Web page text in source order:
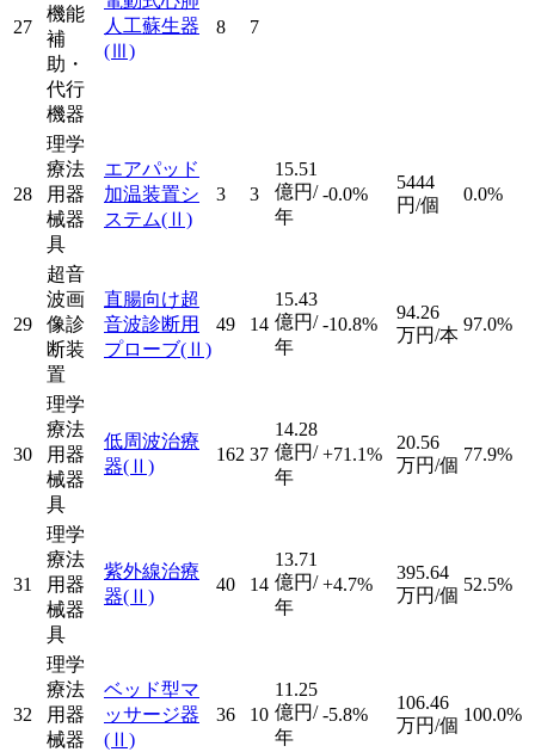
27
機能
補
助・
代行
機器
人工蘇生器
(Ⅲ)
8 7
28
理学
療法
用器
械器
具
エアパッド
加温装置シ
ステム(Ⅱ)
3 3
15.51
億円/
年
-0.0%
5444
円/個
0.0%
29
超音
波画
像診
断装
置
直腸向け超
音波診断用
プローブ(Ⅱ)
49 14
15.43
億円/
年
-10.8%
94.26
万円/本
97.0%
30
理学
療法
用器
械器
具
低周波治療
器(Ⅱ)
162 37
14.28
億円/
年
+71.1%
20.56
万円/個
77.9%
31
理学
療法
用器
械器
具
紫外線治療
器(Ⅱ)
40 14
13.71
億円/
年
+4.7%
395.64
万円/個
52.5%
32
理学
療法
用器
械器
ベッド型マ
ッサージ器
(Ⅱ)
36 10
11.25
億円/
年
-5.8%
106.46
万円/個
100.0%